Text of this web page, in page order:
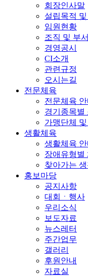
회장인사말
설립목적
임원현황
조직 및 부
경영공시
CI소개
관련규정
오시는길
전문체육
전문체육 안
경기종목별
가맹단체 및
생활체육
생활체육 안
장애유형별
찾아가는
홍보마당
공지사항
대회ㆍ행사
우리소식
보도자료
뉴스레터
주간업무
갤러리
후원안내
자료실